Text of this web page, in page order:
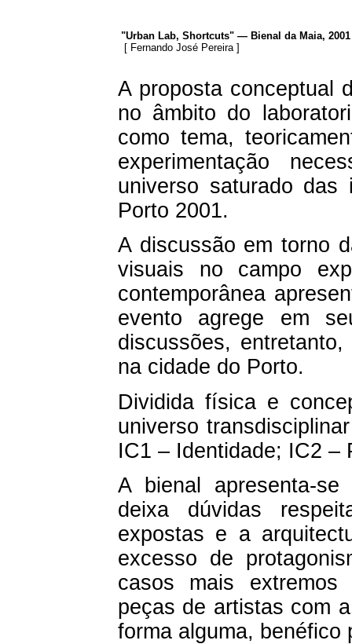
"Urban Lab, Shortcuts" — Bienal da Maia, 2001
[ Fernando José Pereira ]
A proposta conceptual
no âmbito do
como tema,
experimentação
universo saturado
Porto 2001.
A discussão em torno
visuais no campo
contemporânea
evento agrege em
discussões,
na cidade do Porto.
Dividida física e
universo
IC1 – Identidade; IC2 –
A bienal apresenta-
deixa dúvidas
expostas e a
excesso de
casos mais extremos
peças de artistas com
forma alguma, benéfico